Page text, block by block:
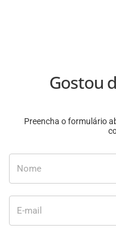
Gostou
Preencha o formulário